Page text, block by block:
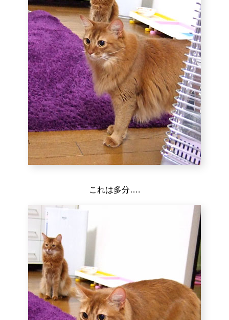
これは多分….